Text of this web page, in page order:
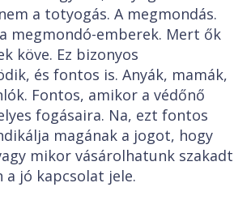
a totyogás. A megmondás.
megmondó-emberek. Mert ők
köve. Ez bizonyos
és fontos is. Anyák, mamák,
Fontos, amikor a védőnő
fogásaira. Na, ezt fontos
magának a jogot, hogy
mikor vásárolhatunk szakadt
jó kapcsolat jele.